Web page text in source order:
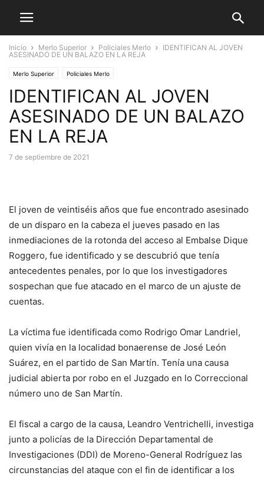
Inicio Merlo Superior Policiales Merlo
IDENTIFICAN AL JOVEN
ASESINADO DE UN BALAZO EN LA REJA
Merlo Superior Policiales Merlo
IDENTIFICAN AL JOVEN
ASESINADO DE UN BALAZO
EN LA REJA
7 de septiembre de 2021
El joven de veintiséis años que fue encontrado asesinado
de un disparo en la cabeza el jueves pasado en las
inmediaciones de la rotonda del acceso al Embalse Dique
Roggero, fue identificado y se descubrió que tenía
antecedentes penales, por lo que los investigadores
sospechan que fue atacado en el marco de un ajuste de
cuentas.
La víctima fue identificada como Rodrigo Omar Landriel,
quien vivía en la localidad bonaerense de José León
Suárez, en el partido de San Martín. Tenía una causa
judicial abierta por robo en el Juzgado en lo Correccional
número uno de San Martín.
El fiscal a cargo de la causa, Leandro Ventrichelli, investiga
junto a policías de la Dirección Departamental de
Investigaciones (DDI) de Moreno-General Rodríguez las
circunstancias del ataque con el fin de identificar a los